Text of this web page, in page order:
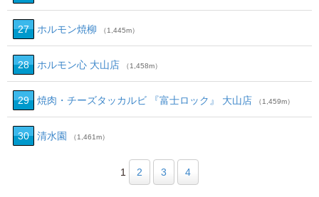
27 ホルモン焼柳 （1,445m）
28 ホルモン心 大山店 （1,458m）
29 焼肉・チーズタッカルビ 『富士ロック』 大山店 （1,459m）
30 清水園 （1,461m）
1 2 3 4